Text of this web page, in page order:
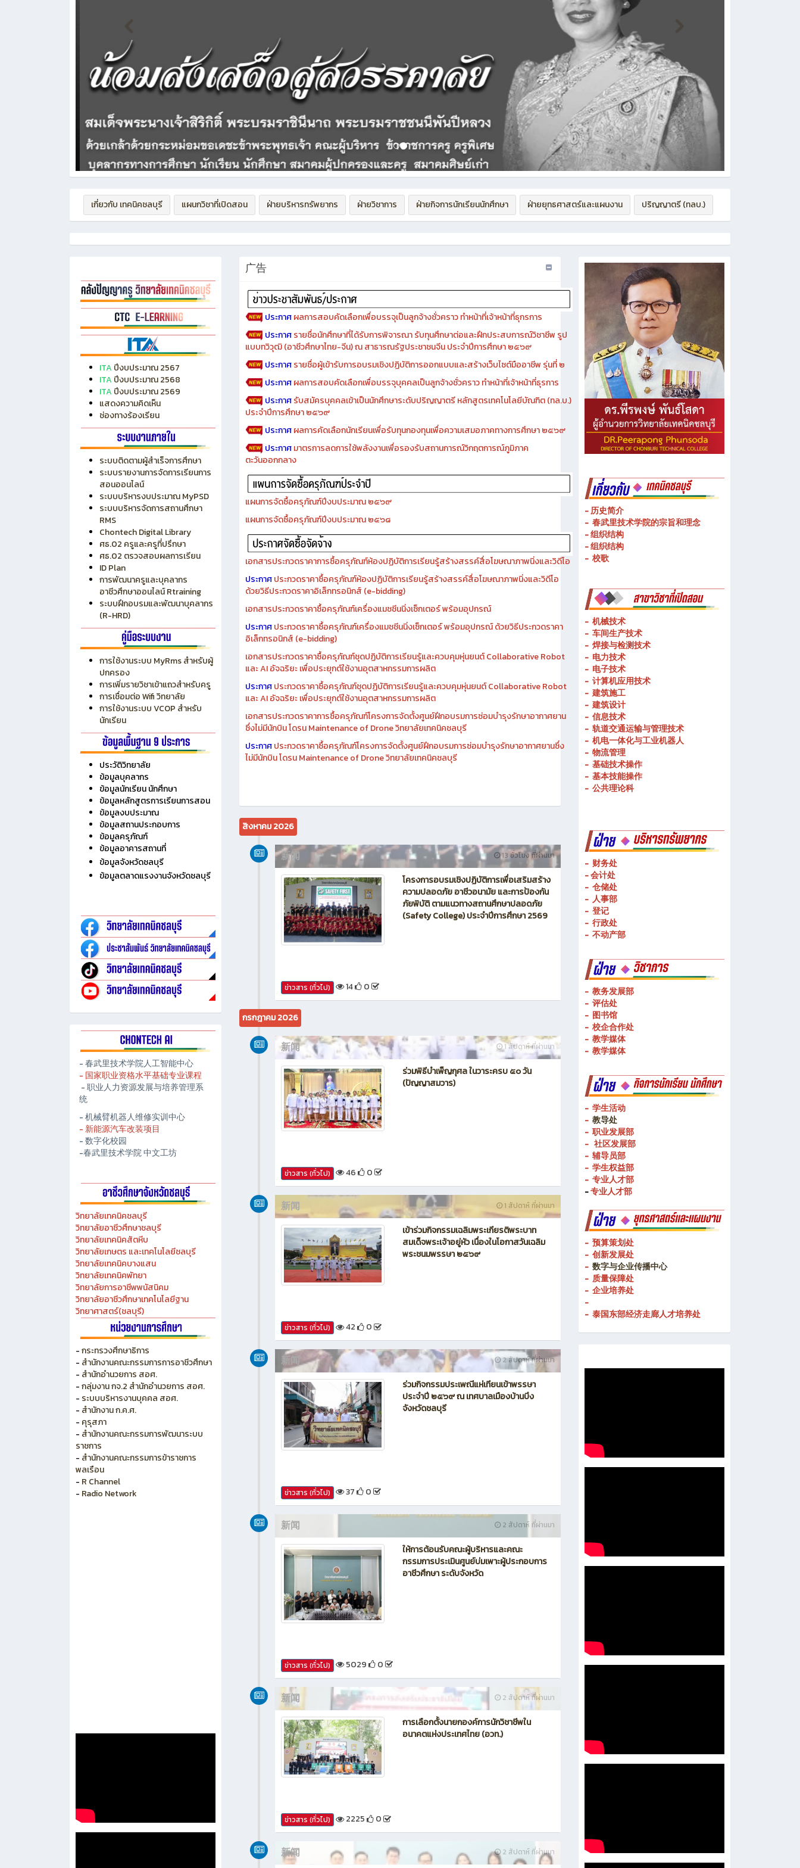
ITAปีงบประมาณ 2567
ITAปีงบประมาณ 2568
ปีงบประมาณ 2569
แสดงความคิดเห็น
ช่องทางร้องเรียน
ระบบติดตามผู้สำเร็จการศึกษา
ระบบรายงานการจัดการเรียนการ
สอนออนไลน์
ระบบบริหารงบประมาณ MyPSD
ระบบบริหารจัดการสถานศึกษา
RMS
Chontech Digital Library
ศธ.02 ครูและครูที่ปรึกษา
ศธ.02 ตรวจสอบผลการเรียน
ID Plan
การพัฒนาครูและบุคลากร
อาชีวศึกษาออนไลน์ Rtraining
ระบบฝึกอบรมและพัฒนาบุคลากร
(R-HRD)
การใช้งานระบบ MyRms สำหรับผู้
ปกครอง
การเพิ่มรายวิชาเข้าแถวสำหรับครู
การเชื่อมต่อ Wifi วิทยาลัย
การใช้งานระบบ VCOP สำหรับ
นักเรียน
ประวัติวิทยาลัย
ข้อมูลบุคลากร
ข้อมูลนักเรียน นักศึกษา
ข้อมูลหลักสูตรการเรียนการสอน
ข้อมูลงบประมาณ
ข้อมูลสถานประกอบการ
ข้อมูลตลาดแรงงานจังหวัดชลบุรี
- 春武里技术学院人工智能中心
- 国家职业资格水平基础专业课程
- 职业人力资源发展与培养管理系
统
- 数字化校园
-春武里技术学院 中文工坊
วิทยาลัยเทคนิคชลบุรี
วิทยาลัยอาชีวศึกษาชลบุรี
วิทยาลัยเทคนิคสัตหีบ
วิทยาลัยเกษตร และเทคโนโลยีชลบุรี
วิทยาลัยเทคนิคบางแสน
วิทยาลัยเทคนิคพัทยา
วิทยาลัยการอาชีพพนัสนิคม
วิทยาลัยอาชีวศึกษาเทคโนโลยีฐาน
วิทยาศาสตร์(ชลบุรี)
- กระทรวงศึกษาธิการ
- สำนักงานคณะกรรมการการอาชีวศึกษา
- สำนักอำนวยการ สอศ.
- กลุ่มงาน กจ.2 สำนักอำนวยการ สอศ.
-ระบบบริหารงานบุคคล สอศ.
- สำนักงาน ก.ค.ศ.
-คุรุสภา
- สำนักงานคณะกรรมการพัฒนาระบบ
ราชการ
广告
ประกาศผลการสอบคัดเลือกเพื่อบรรจุเป็นลูกจ้างชั่วคราว ทำหน้าที่เจ้าหน้าที่ธุกรการ
ประกาศรายชื่อนักศึกษาที่ได้รับการพิจารณา รับทุนศึกษาต่อและฝึกประสบการณ์วิชาชีพ รูป
แบบทวิวุฒิ (อาชีวศึกษาไทย-จีน) ณ สาธารณรัฐประชาชนจีน ประจำปีการศึกษา ๒๕๖๙
ประกาศรายชื่อผู้เข้ารับการอบรมเชิงปฏิบัติการออกแบบและสร้างเว็บไซต์มืออาชีพ รุ่นที่ ๒
ประกาศผลการสอบคัดเลือกเพื่อบรรจุบุคคลเป็นลูกจ้างชั่วคราว ทำหน้าที่เจ้าหน้าที่ธุรการ
ประกาศรับสมัครบุคคลเข้าเป็นนักศึกษาระดับปริญญาตรี หลักสูตรเทคโนโลยีบัณฑิต (ทล.บ.)
ประจำปีการศึกษา ๒๕๖๙
ประกาศผลการคัดเลือกนักเรียนเพื่อรับทุนกองทุนเพื่อความเสมอภาคทางการศึกษา ๒๕๖๙
ประกาศมาตรการลดการใช้พลังงานเพื่อรองรับสถานการณ์วิกฤตการณ์ภูมิภาค
ตะวันออกกลาง
แผนการจัดซื้อครุภัณฑ์ปีงบประมาณ ๒๕๖๙
แผนการจัดซื้อครุภัณฑ์ปีงบประมาณ ๒๕๖๘
เอกสารประกวดราคาการซื้อครุภัณฑ์ห้องปฏิบัติการเรียนรู้สร้างสรรค์สื่อโฆษณาภาพนิ่งและวิดีโอ
ประกาศประกวดราคาซื้อครุภัณฑ์ห้องปฏิบัติการเรียนรู้สร้างสรรค์สื่อโฆษณาภาพนิ่งและวิดีโอ
ด้วยวิธีประกวดราคาอิเล็กทรอนิกส์ (e-bidding)
เอกสารประกวดราคาซื้อครุภัณฑ์เครื่องแมชชีนนิ่งเซ็กเตอร์ พร้อมอุปกรณ์
ประกาศประกวดราคาซื้อครุภัณฑ์เครื่องแมชชีนนิ่งเซ็กเตอร์ พร้อมอุปกรณ์ ด้วยวิธีประกวดราคา
อิเล็กทรอนิกส์ (e-bidding)
เอกสารประกวดราคาซื้อครุภัณฑ์ชุดปฏิบัติการเรียนรู้และควบคุมหุ่นยนต์ Collaborative Robot
และ AI อัจฉริยะ เพื่อประยุกต์ใช้งานอุตสาหกรรมการผลิต
ประกาศประกวดราคาซื้อครุภัณฑ์ชุดปฏิบัติการเรียนรู้และควบคุมหุ่นยนต์ Collaborative Robot
และ AI อัจฉริยะ เพื่อประยุกต์ใช้งานอุตสาหกรรมการผลิต
เอกสารประกวดราคาการซื้อครุภัณฑ์โครงการจัดตั้งศูนย์ฝึกอบรมการซ่อมบำรุงรักษาอากาศยาน
ไม่มีนักบิน โดรน Maintenance of Drone วิทยาลัยเทคนิคชลบุรี
สิงหาคม 2026
13 ชั่วโมง ที่ผ่านมา
新闻
ข่าวสาร (ทั่วไป) 14 0
กรกฎาคม 2026
新闻
ข่าวสาร (ทั่วไป) 46 0
新闻
ข่าวสาร (ทั่วไป) 42 0
新闻
ข่าวสาร (ทั่วไป) 37 0
5029 0
新闻
- 历史简介
- 组织结构
- 校歌
- 机械技术
- 车间生产技术
-焊接与检测技术
-电力技术
- 电子技术
- 计算机应用技术
- 建筑施工
- 建筑设计
- 信息技术
- 轨道交通运输与管理技术
- 机电一体化与工业机器人
-公共理论科
- 财务处
- 会计处
- 仓储处
- 登记
- 行政处
- 不动产部
- 教务发展部
- 评估处
- 校企合作处
- 教学媒体
- 教学媒体
- 学生活动
- 教导处
- 职业发展部
-社区发展部
- 学生权益部
-专业人才部
- 专业人才部
- 预算策划处
- 创新发展处
- 数字与企业传播中心